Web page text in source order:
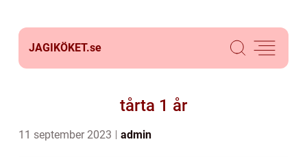
JAGIKÖKET.se
tårta 1 år
11 september 2023 admin